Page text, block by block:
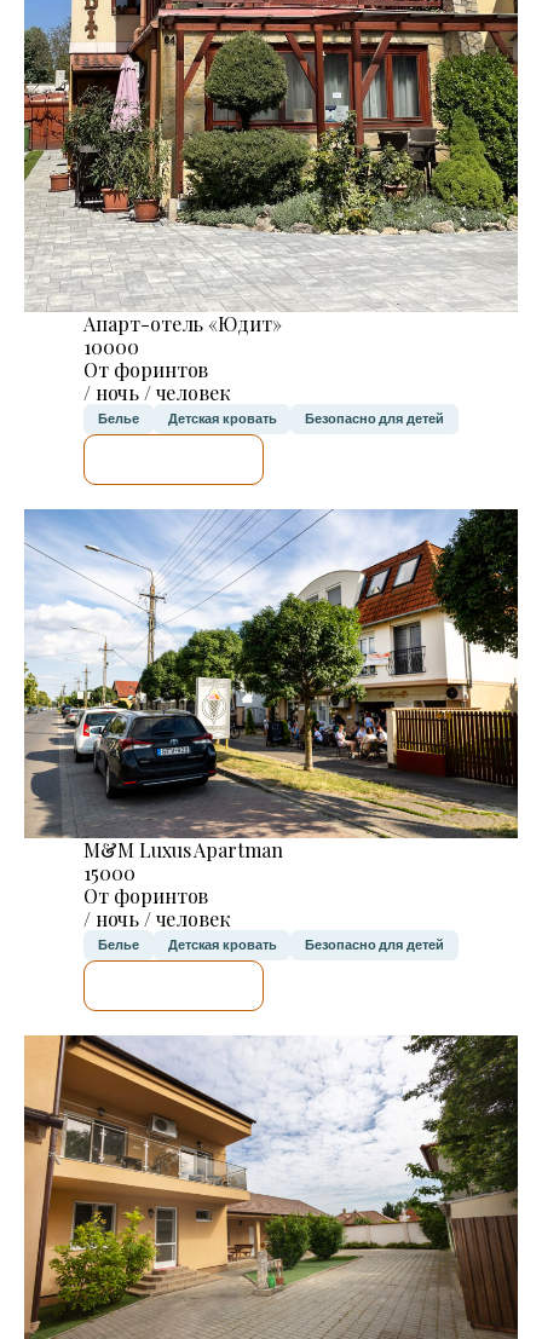
Апарт-отель «Юдит»
10000
От форинтов
/ ночь / человек
Белье Детская кровать Безопасно для детей
M&M Luxus Apartman
15000
От форинтов
/ ночь / человек
Белье Детская кровать Безопасно для детей